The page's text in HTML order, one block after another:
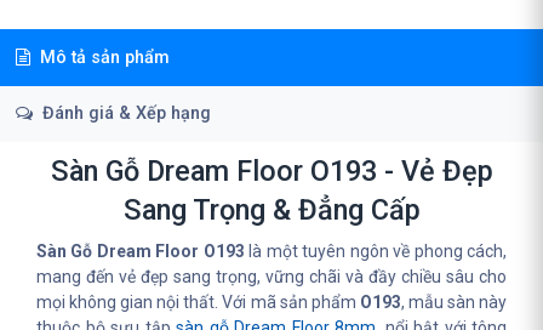
Mô tả sản phẩm
Đánh giá & Xếp hạng
Sàn Gỗ Dream Floor O193 - Vẻ Đẹp
Sang Trọng & Đẳng Cấp
Sàn Gỗ Dream Floor O193 là một tuyên ngôn về phong cách,
mang đến vẻ đẹp sang trọng, vững chãi và đầy chiều sâu cho
mọi không gian nội thất. Với mã sản phẩm O193, mẫu sàn này